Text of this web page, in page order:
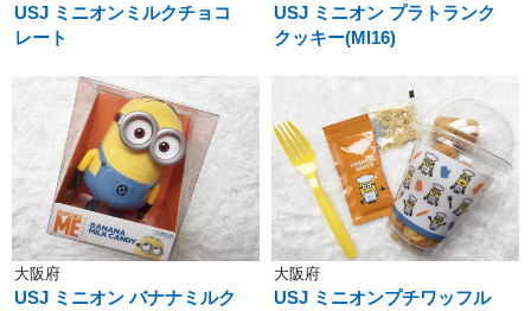
USJ ミニオンミルクチョコ
レート
USJ ミニオン プラトランク
クッキー(MI16)
大阪府
USJ ミニオン バナナミルク
大阪府
USJ ミニオンプチワッフル